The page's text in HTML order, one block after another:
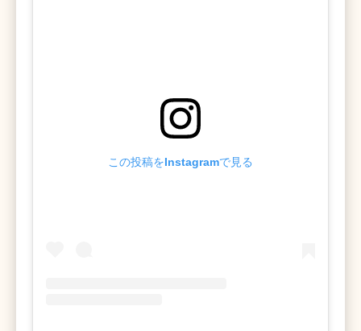
この投稿をInstagramで見る